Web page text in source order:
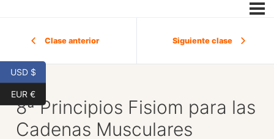
Clase anterior Siguiente clase
8ª Principios Fisiom para las
Cadenas Musculares
USD $
EUR €